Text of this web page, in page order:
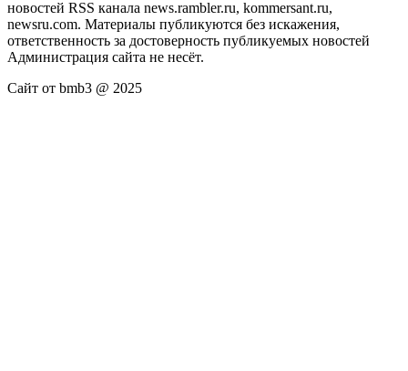
новостей RSS канала news.rambler.ru, kommersant.ru,
newsru.com. Материалы публикуются без искажения,
ответственность за достоверность публикуемых новостей
Администрация сайта не несёт.
Сайт от bmb3 @ 2025